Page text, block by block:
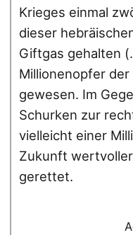
Krieges einmal
dieser
Giftgas gehalten
Millionenopfer
gewesen. Im
Schurken zur
vielleicht einer
Zukunft
gerettet.